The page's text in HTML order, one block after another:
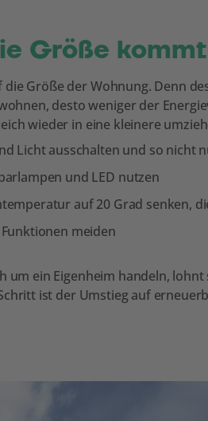
Größe
die Größe der Wohnung. Denn
desto weniger der
wieder in eine kleinere
Licht ausschalten und so nicht
und LED nutzen
auf 20 Grad senken,
meiden
um ein Eigenheim handeln,
ist der Umstieg auf